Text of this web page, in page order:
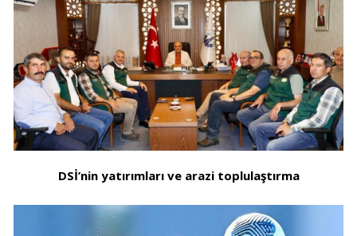
DSİ’nin yatırımları ve arazi toplulaştırma